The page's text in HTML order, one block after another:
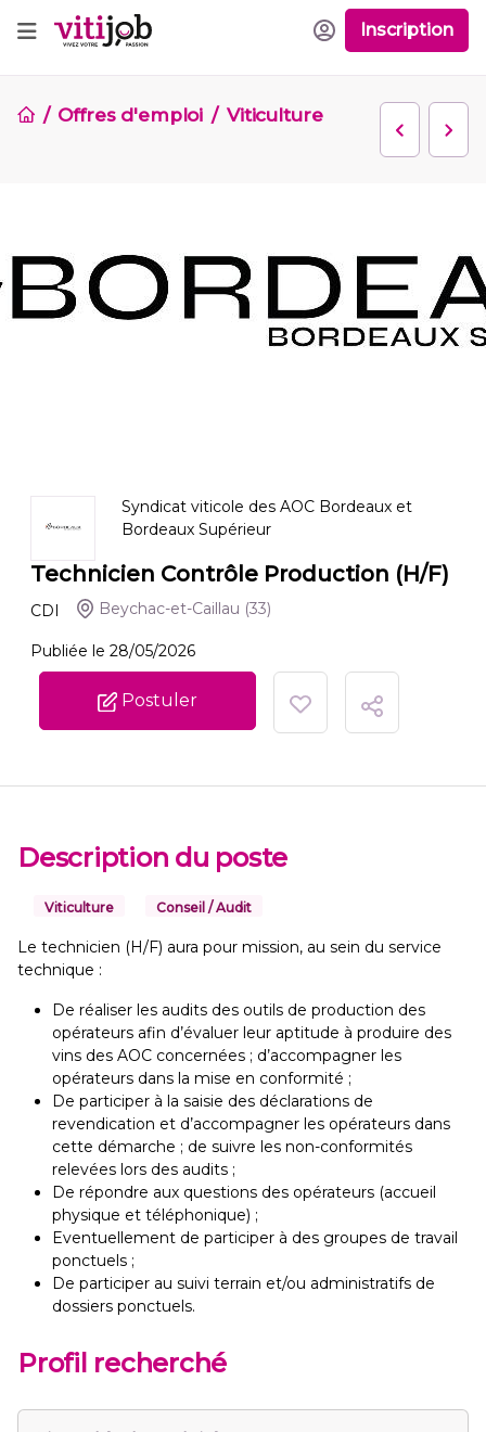
Inscription
Offres d'emploi Viticulture
Syndicat viticole des AOC Bordeaux et
Bordeaux Supérieur
Technicien Contrôle Production (H/F)
CDI Beychac-et-Caillau (33)
Publiée le 28/05/2026
Postuler
Description du poste
Viticulture Conseil / Audit
Le technicien (H/F) aura pour mission, au sein du service
technique :
De réaliser les audits des outils de production des
opérateurs afin d’évaluer leur aptitude à produire des
vins des AOC concernées ; d’accompagner les
opérateurs dans la mise en conformité ;
De participer à la saisie des déclarations de
revendication et d’accompagner les opérateurs dans
cette démarche ; de suivre les non-conformités
relevées lors des audits ;
De répondre aux questions des opérateurs (accueil
physique et téléphonique) ;
Eventuellement de participer à des groupes de travail
ponctuels ;
De participer au suivi terrain et/ou administratifs de
dossiers ponctuels.
Profil recherché